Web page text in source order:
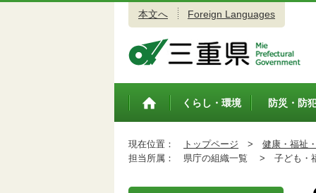
本文へ Foreign Languages
トップペ
くらし・環境 防災・防
現在位置： トップページ >
健康・福祉
担当所属：
県庁の組織一覧 > 子ども